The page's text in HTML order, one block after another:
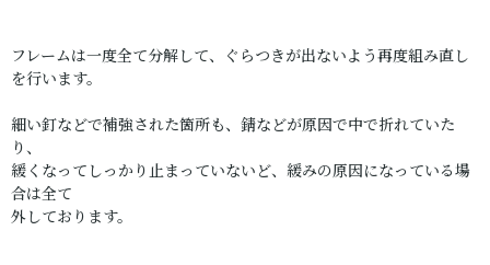
フレームは一度全て分解して、ぐらつきが出ないよう再度組み直し
を行います。
細い釘などで補強された箇所も、錆などが原因で中で折れていた
り、
緩くなってしっかり止まっていないど、緩みの原因になっている場
合は全て
外しております。